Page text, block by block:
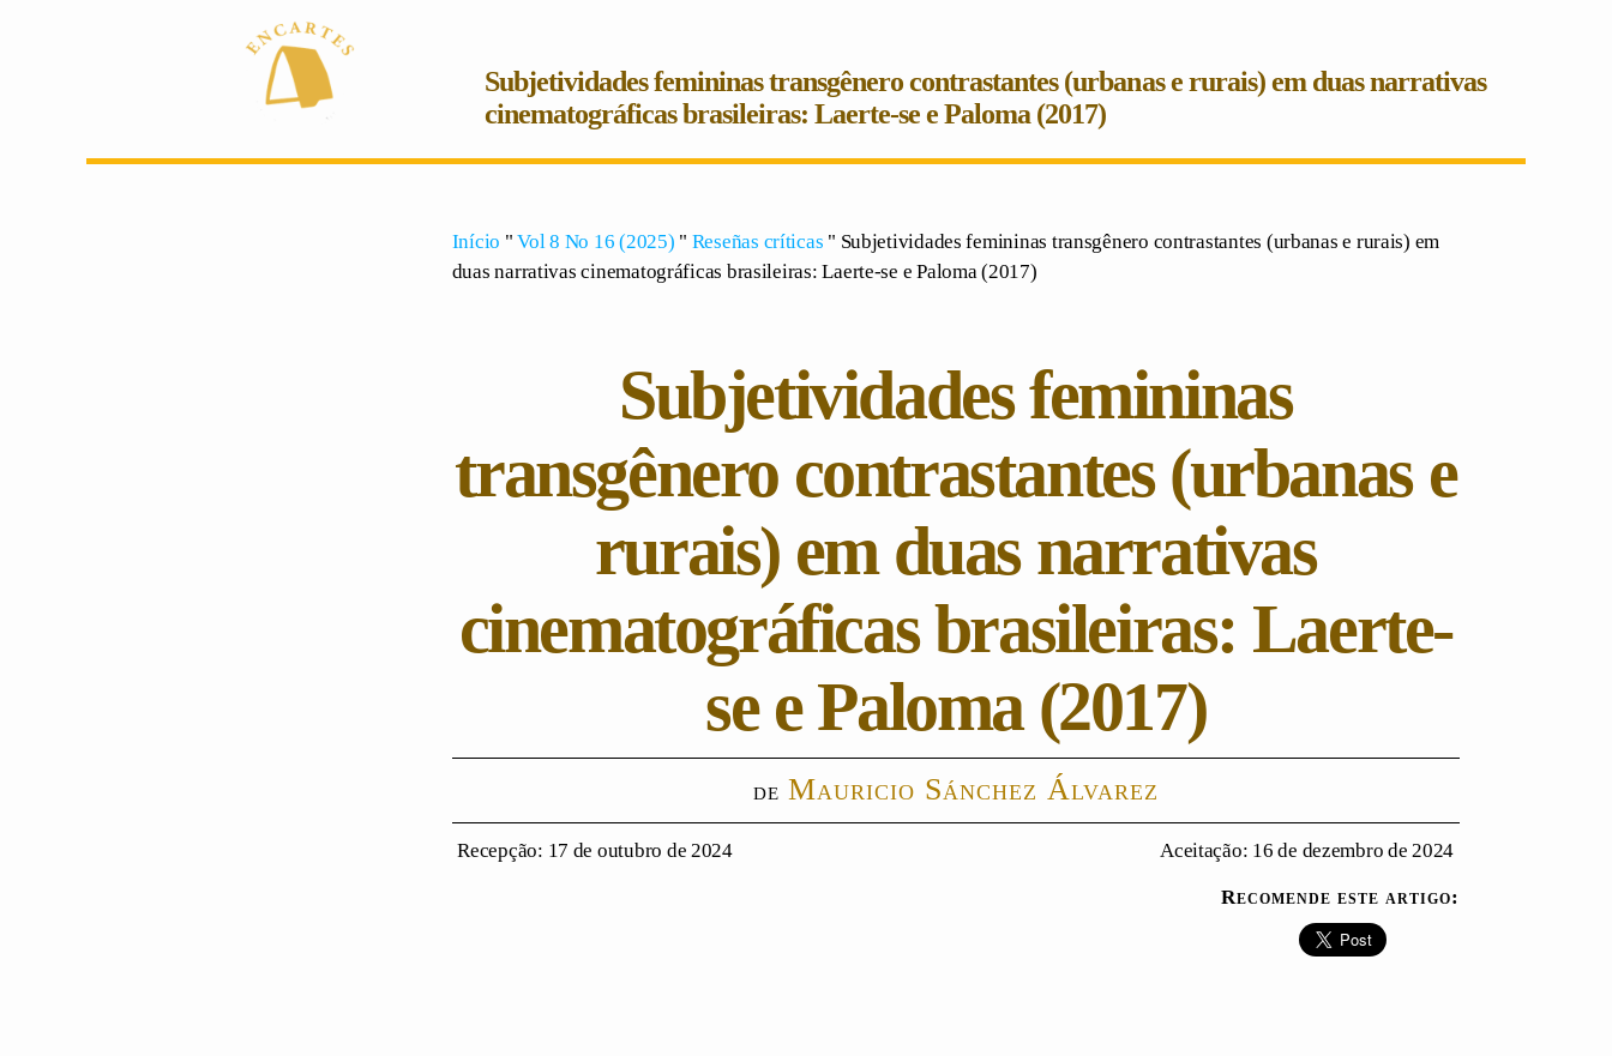
Subjetividades femininas transgênero contrastantes (urbanas e rurais) em duas narrativas
cinematográficas brasileiras: Laerte-se e Paloma (2017)
Início "Vol 8 No 16 (2025) " Reseñas críticas " Subjetividades femininas transgênero contrastantes (urbanas e rurais) em
duas narrativas cinematográficas brasileiras: Laerte-se e Paloma (2017)
Subjetividades femininas
transgênero contrastantes (urbanas e
rurais) em duas narrativas
cinematográficas brasileiras: Laerte-
se e Paloma (2017)
Mauricio Sánchez Álvarez
Recepção: 17 de outubro de 2024 Aceitação: 16 de dezembro de 2024
Recomende este artigo: